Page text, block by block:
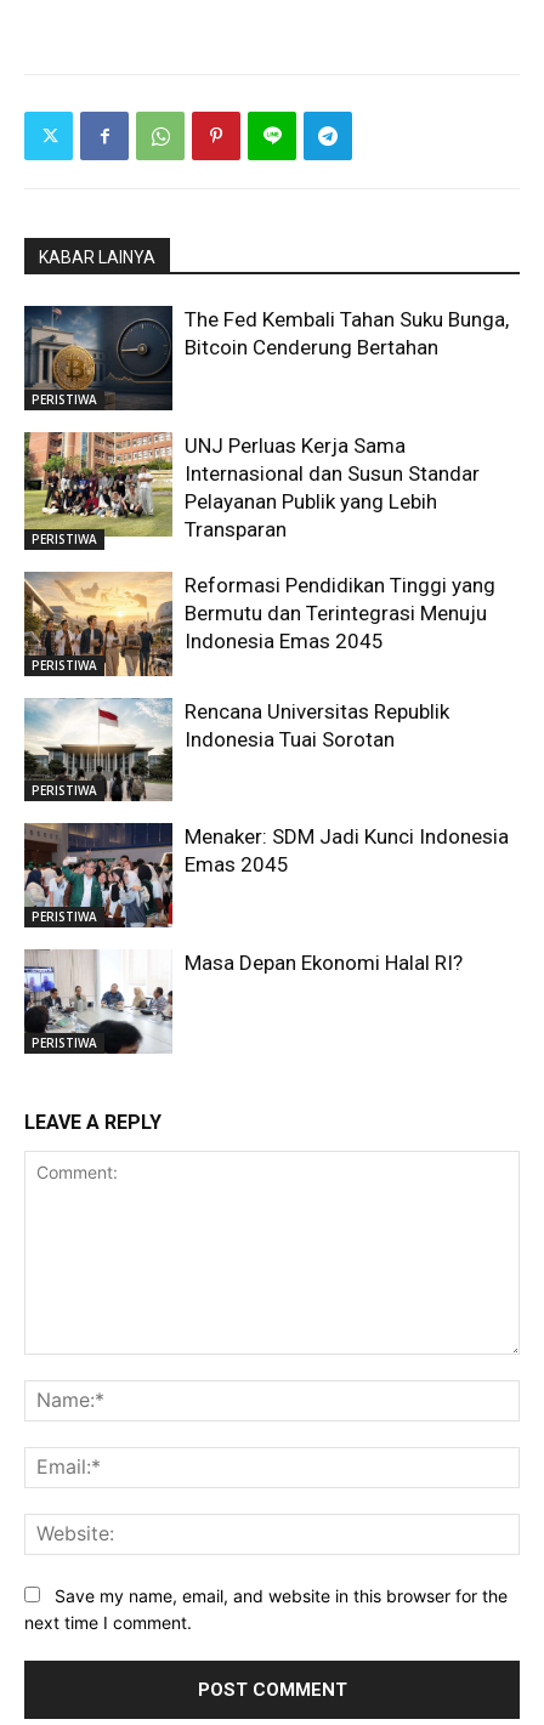
KABAR LAINYA
PERISTIWA
The Fed Kembali Tahan Suku Bunga,
Bitcoin Cenderung Bertahan
PERISTIWA
UNJ Perluas Kerja Sama
Internasional dan Susun Standar
Pelayanan Publik yang Lebih
Transparan
PERISTIWA
Reformasi Pendidikan Tinggi yang
Bermutu dan Terintegrasi Menuju
Indonesia Emas 2045
PERISTIWA
Rencana Universitas Republik
Indonesia Tuai Sorotan
PERISTIWA
Menaker: SDM Jadi Kunci Indonesia
Emas 2045
PERISTIWA
Masa Depan Ekonomi Halal RI?
LEAVE A REPLY
Save my name, email, and website in this browser for the
next time I comment.